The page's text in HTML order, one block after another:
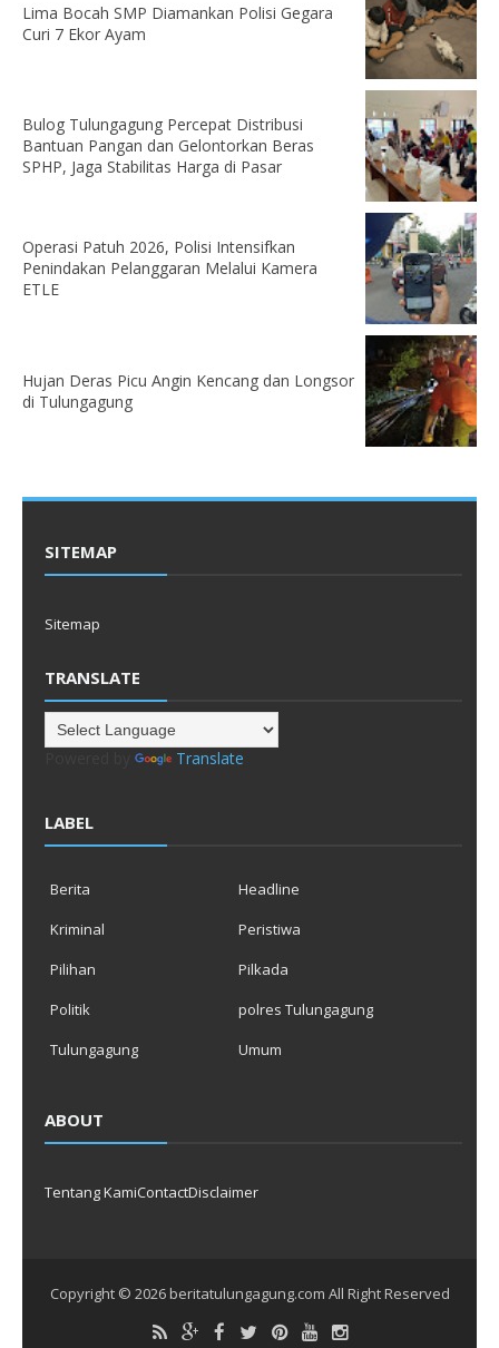
Lima Bocah SMP Diamankan Polisi Gegara
Curi 7 Ekor Ayam
Bulog Tulungagung Percepat Distribusi
Bantuan Pangan dan Gelontorkan Beras
SPHP, Jaga Stabilitas Harga di Pasar
Operasi Patuh 2026, Polisi Intensifkan
Penindakan Pelanggaran Melalui Kamera
ETLE
Hujan Deras Picu Angin Kencang dan Longsor
di Tulungagung
SITEMAP
Sitemap
TRANSLATE
Translate
LABEL
Berita
Headline
Kriminal
Peristiwa
Pilihan
Pilkada
Politik
polres Tulungagung
Tulungagung
Umum
ABOUT
Tentang KamiContactDisclaimer
Copyright © 2026 beritatulungagung.com All Right Reserved